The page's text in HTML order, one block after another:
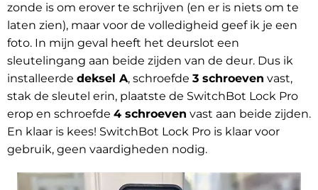
zonde is om erover te schrijven (en er is niets om te
laten zien), maar voor de volledigheid geef ik je een
foto. In mijn geval heeft het deurslot een
sleutelingang aan beide zijden van de deur. Dus ik
installeerde deksel A, schroefde 3 schroeven vast,
stak de sleutel erin, plaatste de SwitchBot Lock Pro
erop en schroefde 4 schroeven vast aan beide zijden.
En klaar is kees! SwitchBot Lock Pro is klaar voor
gebruik, geen vaardigheden nodig.